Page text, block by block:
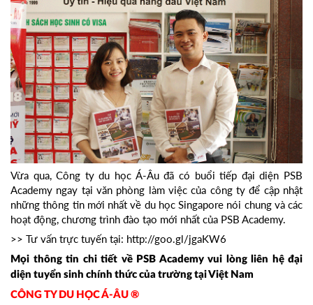
Vừa qua, Công ty du học Á-Âu đã có buổi tiếp đại diện PSB
Academy ngay tại văn phòng làm việc của công ty để cập nhật
những thông tin mới nhất về du học Singapore nói chung và các
hoạt động, chương trình đào tạo mới nhất của PSB Academy.
>> Tư vấn trực tuyến tại: http://goo.gl/jgaKW6
Mọi thông tin chi tiết về PSB Academy vui lòng liên hệ đại
diện tuyển sinh chính thức của trường tại Việt Nam
CÔNG TY DU HỌC Á-ÂU ®